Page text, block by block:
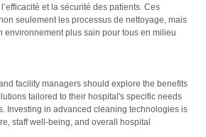
et la sécurité des patients. Ces
seulement les processus de nettoyage, mais
environnement plus sain pour tous en milieu
facility managers should explore the benefits
tailored to their hospital's specific needs
Investing in advanced cleaning technologies is
staff well-being, and overall hospital